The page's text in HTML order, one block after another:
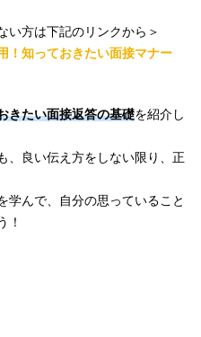
い方は下記のリンクから＞
！知っておきたい面接マナー
きたい面接返答の基礎を紹介し
、良い伝え方をしない限り、正
学んで、自分の思っていること
！